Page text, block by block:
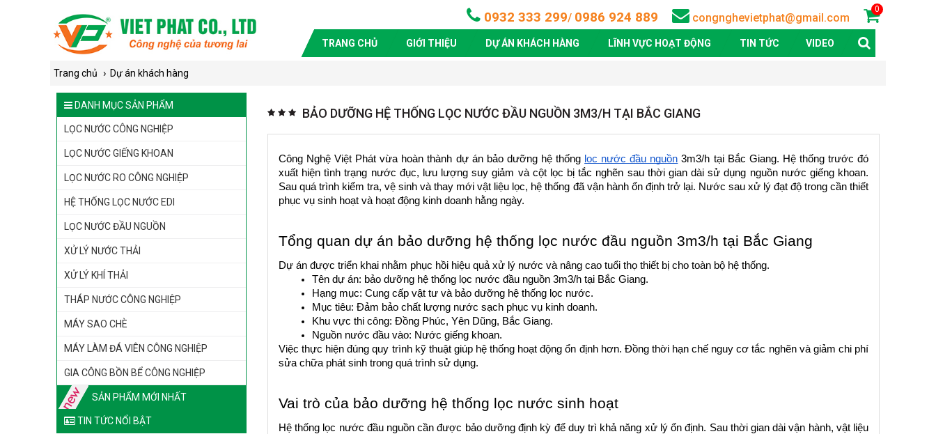
0932 333 299/ 0986 924 889 congnghevietphat@gmail.com
0
TRANG CHỦ GIỚI THIỆU DỰ ÁN KHÁCH HÀNG LĨNH VỰC HOẠT ĐỘNG TIN TỨC VIDEO
Trang chủ › Dự án khách hàng
DANH MỤC SẢN PHẨM
LỌC NƯỚC CÔNG NGHIỆP
LỌC NƯỚC GIẾNG KHOAN
LỌC NƯỚC RO CÔNG NGHIỆP
HỆ THỐNG LỌC NƯỚC EDI
LỌC NƯỚC ĐẦU NGUỒN
XỬ LÝ NƯỚC THẢI
XỬ LÝ KHÍ THẢI
THÁP NƯỚC CÔNG NGHIỆP
MÁY SAO CHÈ
MÁY LÀM ĐÁ VIÊN CÔNG NGHIỆP
GIA CÔNG BỒN BỂ CÔNG NGHIỆP
SẢN PHẨM MỚI NHẤT
TIN TỨC NỔI BẬT
BẢO DƯỠNG HỆ THỐNG LỌC NƯỚC ĐẦU NGUỒN 3M3/H TẠI BẮC GIANG
Công Nghệ Việt Phát vừa hoàn thành dự án bảo dưỡng hệ thống lọc nước đầu nguồn 3m3/h tại Bắc Giang. Hệ thống trước đó
xuất hiện tình trạng nước đục, lưu lượng suy giảm và cột lọc bị tắc nghẽn sau thời gian dài sử dụng nguồn nước giếng khoan.
Sau quá trình kiểm tra, vệ sinh và thay mới vật liệu lọc, hệ thống đã vận hành ổn định trở lại. Nước sau xử lý đạt độ trong cần thiết
phục vụ sinh hoạt và hoạt động kinh doanh hằng ngày.
Tổng quan dự án bảo dưỡng hệ thống lọc nước đầu nguồn 3m3/h tại Bắc Giang
Dự án được triển khai nhằm phục hồi hiệu quả xử lý nước và nâng cao tuổi thọ thiết bị cho toàn bộ hệ thống.
Tên dự án: bảo dưỡng hệ thống lọc nước đầu nguồn 3m3/h tại Bắc Giang.
Hạng mục: Cung cấp vật tư và bảo dưỡng hệ thống lọc nước.
Mục tiêu: Đảm bảo chất lượng nước sạch phục vụ kinh doanh.
Khu vực thi công: Đồng Phúc, Yên Dũng, Bắc Giang.
Nguồn nước đầu vào: Nước giếng khoan.
Việc thực hiện đúng quy trình kỹ thuật giúp hệ thống hoạt động ổn định hơn. Đồng thời hạn chế nguy cơ tắc nghẽn và giảm chi phí
sửa chữa phát sinh trong quá trình sử dụng.
Vai trò của bảo dưỡng hệ thống lọc nước sinh hoạt
Hệ thống lọc nước đầu nguồn cần được bảo dưỡng định kỳ để duy trì khả năng xử lý ổn định. Sau thời gian dài vận hành, vật liệu